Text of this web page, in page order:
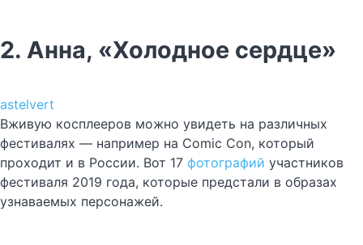
2. Анна, «Холодное сердце»
astelvert
Вживую косплееров можно увидеть на различных
фестивалях — например на Comic Con, который
проходит и в России. Вот 17 фотографий участников
фестиваля 2019 года, которые предстали в образах
узнаваемых персонажей.